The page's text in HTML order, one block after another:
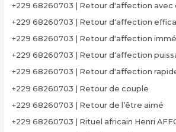
+229 68260703 | Retour d'affection avec
+229 68260703 | Retour d'affection
+229 68260703 | Retour d'affection
+229 68260703 | Retour d'affection
+229 68260703 | Retour d'affection
+229 68260703 | Retour de couple
+229 68260703 | Retour de l’être aimé
+229 68260703 | Rituel africain Henri